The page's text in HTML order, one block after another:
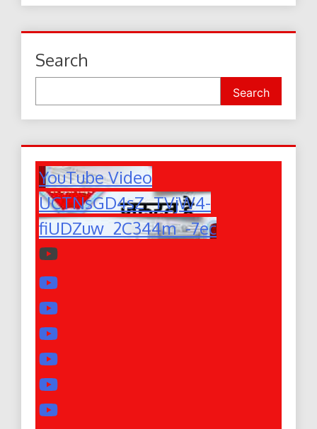
Search
Search
YouTube Video
UCTNsGD4sZ_TVjW4-
fiUDZuw_2C344m_-7ec